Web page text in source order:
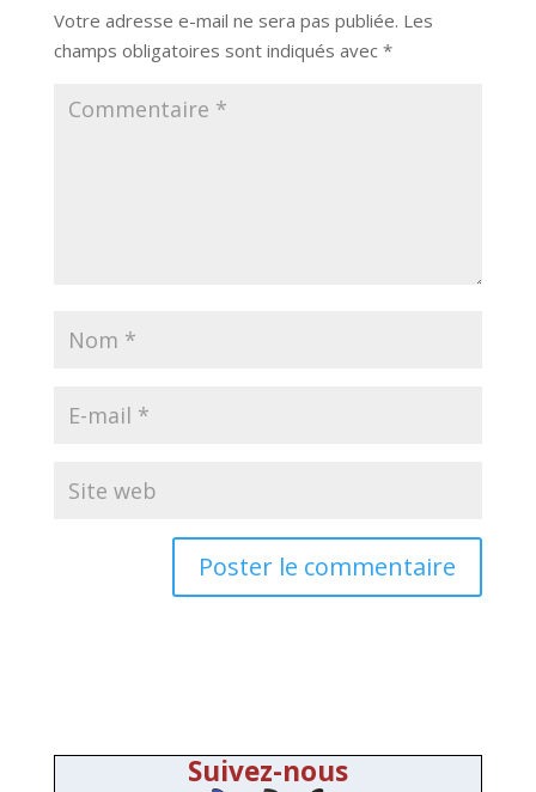
Votre adresse e-mail ne sera pas publiée. Les
champs obligatoires sont indiqués avec *
Suivez-nous